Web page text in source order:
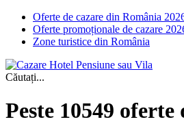
Oferte de cazare din România
Oferte promoționale de cazare
Zone turistice din România
Căutați...
Peste 10549 oferte